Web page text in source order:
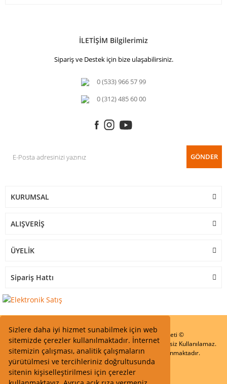
Sizlere daha iyi hizmet sunabilmek için web
sitemizde çerezler kullanılmaktadır. İnternet
sitemizin çalışması, analitik çalışmaların
yürütülmesi ve tercihleriniz doğrultusunda
sitenin kişiselleştirilmesi için çerezler
İLETİŞİM Bilgilerimiz
Sipariş ve Destek için bize ulaşabilirsiniz.
0 (533) 966 57 99
0 (312) 485 60 00
GÖNDER
KURUMSAL
ALIŞVERİŞ
ÜYELİK
Sipariş Hattı
Start Elektronik Sanayi ve Ticaret Limited Şirketi ©
Resimler Yazılar ve İçeriklerin Tüm hakları saklıdır ve İzinsiz Kullanılamaz.
Kredi kartı bilgileriniz 256bit SSL Sertifikası ile Korunmaktadır.